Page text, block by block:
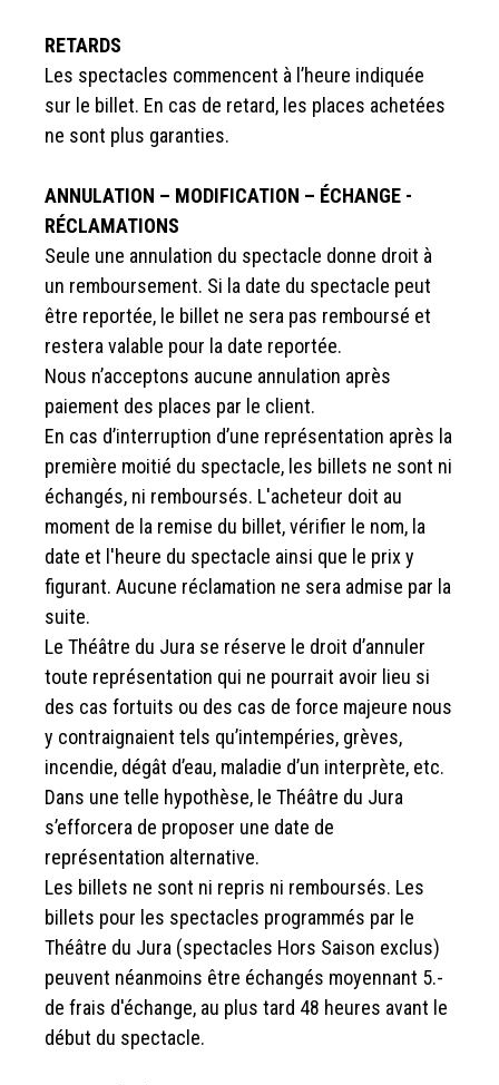
RETARDS
Les spectacles commencent à l’heure indiquée
sur le billet. En cas de retard, les places achetées
ne sont plus garanties.
ANNULATION – MODIFICATION – ÉCHANGE -
RÉCLAMATIONS
Seule une annulation du spectacle donne droit à
un remboursement. Si la date du spectacle peut
être reportée, le billet ne sera pas remboursé et
restera valable pour la date reportée.
Nous n’acceptons aucune annulation après
paiement des places par le client.
En cas d’interruption d’une représentation après la
première moitié du spectacle, les billets ne sont ni
échangés, ni remboursés. L'acheteur doit au
moment de la remise du billet, vérifier le nom, la
date et l'heure du spectacle ainsi que le prix y
figurant. Aucune réclamation ne sera admise par la
suite.
Le Théâtre du Jura se réserve le droit d’annuler
toute représentation qui ne pourrait avoir lieu si
des cas fortuits ou des cas de force majeure nous
y contraignaient tels qu’intempéries, grèves,
incendie, dégât d’eau, maladie d’un interprète, etc.
Dans une telle hypothèse, le Théâtre du Jura
s’efforcera de proposer une date de
représentation alternative.
Les billets ne sont ni repris ni remboursés. Les
billets pour les spectacles programmés par le
Théâtre du Jura (spectacles Hors Saison exclus)
peuvent néanmoins être échangés moyennant 5.-
de frais d'échange, au plus tard 48 heures avant le
début du spectacle.